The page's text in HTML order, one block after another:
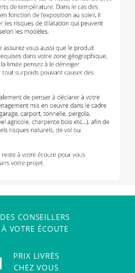
DES CONSEILLERS
À VOTRE ÉCOUTE
PRIX LIVRÉS
CHEZ VOUS